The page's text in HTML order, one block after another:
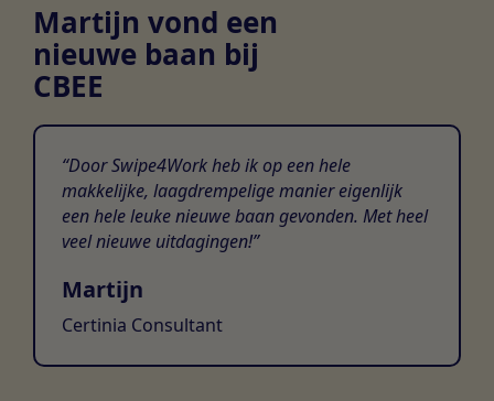
Martijn vond een
nieuwe baan bij
CBEE
Door Swipe4Work heb ik op een hele
makkelijke, laagdrempelige manier eigenlijk
een hele leuke nieuwe baan gevonden. Met heel
veel nieuwe uitdagingen!
Martijn
Certinia Consultant